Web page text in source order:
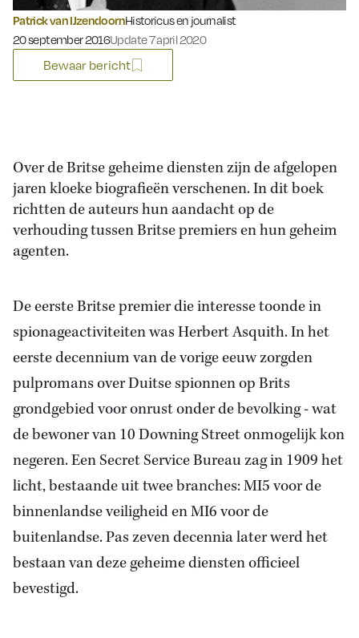
Patrick van IJzendoornHistoricus en journalist
Gepubliceerd op:
20 september 2016Update 7 april 2020
Bewaar bericht
Over de Britse geheime diensten zijn de afgelopen
jaren kloeke biografieën verschenen. In dit boek
richtten de auteurs hun aandacht op de
verhouding tussen Britse premiers en hun geheim
agenten.
De eerste Britse premier die interesse toonde in
spionageactiviteiten was Herbert Asquith. In het
eerste decennium van de vorige eeuw zorgden
pulpromans over Duitse spionnen op Brits
grondgebied voor onrust onder de bevolking - wat
de bewoner van 10 Downing Street onmogelijk kon
negeren. Een Secret Service Bureau zag in 1909 het
licht, bestaande uit twee branches: MI5 voor de
binnenlandse veiligheid en MI6 voor de
buitenlandse. Pas zeven decennia later werd het
bestaan van deze geheime diensten officieel
bevestigd.